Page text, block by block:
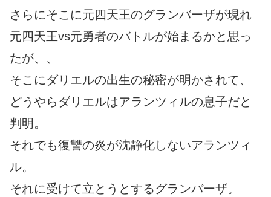
さらにそこに元四天王のグランバーザが現れ
元四天王vs元勇者のバトルが始まるかと思っ
たが、、
そこにダリエルの出生の秘密が明かされて、
どうやらダリエルはアランツィルの息子だと
判明。
それでも復讐の炎が沈静化しないアランツィ
ル。
それに受けて立とうとするグランバーザ。